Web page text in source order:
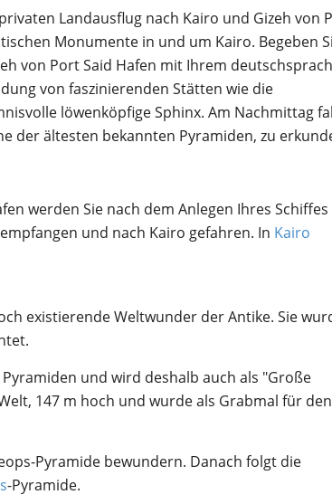
Landausflug nach Kairo und Gizeh von
Monumente in und um Kairo. Begeben
von Port Said Hafen mit Ihrem
von faszinierenden Stätten wie die
löwenköpfige Sphinx. Am Nachmittag
der ältesten bekannten Pyramiden, zu
werden Sie nach dem Anlegen Ihres
und nach Kairo gefahren. In Kairo
existierende Weltwunder der Antike. Sie
und wird deshalb auch als "Große
147 m hoch und wurde als Grabmal für den
Pyramide bewundern. Danach folgt die
-Pyramide.